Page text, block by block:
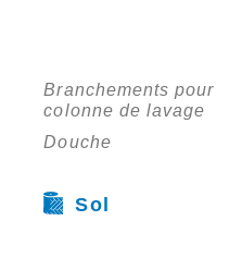
Branchements pour
colonne de lavage
Douche
Sol